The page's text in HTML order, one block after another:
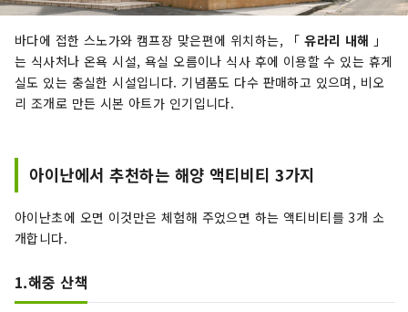
바다에 접한 스노가와 캠프장 맞은편에 위치하는, 「유라리 내해 」
는 식사처나 온욕 시설, 욕실 오름이나 식사 후에 이용할 수 있는 휴게
실도 있는 충실한 시설입니다. 기념품도 다수 판매하고 있으며, 비오
리 조개로 만든 시본 아트가 인기입니다.
아이난에서 추천하는 해양 액티비티 3가지
아이난초에 오면 이것만은 체험해 주었으면 하는 액티비티를 3개 소
개합니다.
1.해중 산책